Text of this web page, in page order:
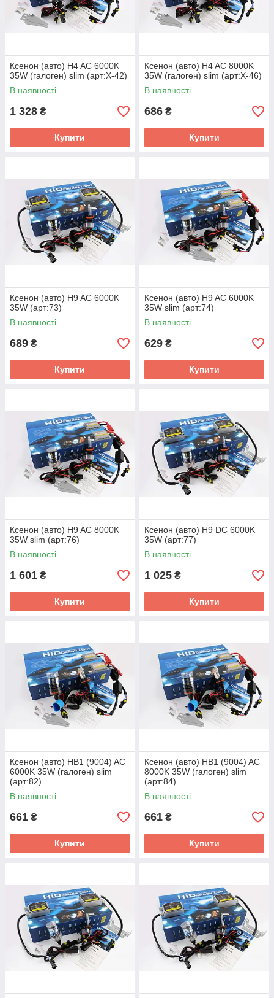
Ксенон (авто) H4 AC 6000K
35W (галоген) slim (арт:X-42)
В наявності
1 328 ₴
Купити
Ксенон (авто) H4 AC 8000K
35W (галоген) slim (арт:X-46)
В наявності
686 ₴
Купити
Ксенон (авто) H9 AC 6000K
35W (арт:73)
В наявності
689 ₴
Купити
Ксенон (авто) H9 AC 6000K
35W slim (арт:74)
В наявності
629 ₴
Купити
Ксенон (авто) H9 AC 8000K
35W slim (арт:76)
В наявності
1 601 ₴
Купити
Ксенон (авто) H9 DC 6000K
35W (арт:77)
В наявності
1 025 ₴
Купити
Ксенон (авто) HB1 (9004) AC
6000K 35W (галоген) slim
(арт:82)
В наявності
661 ₴
Купити
Ксенон (авто) HB1 (9004) AC
8000K 35W (галоген) slim
(арт:84)
В наявності
661 ₴
Купити